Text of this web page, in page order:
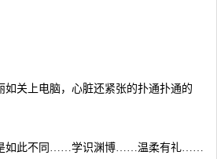
关上电脑，心脏还紧张的扑通扑通的
如此不同……学识渊博……温柔有礼……